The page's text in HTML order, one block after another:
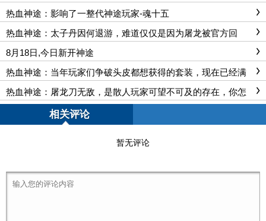
热血神途：影响了一整代神途玩家-魂十五
热血神途：太子丹因何退游，难道仅仅是因为屠龙被官方回
收？
8月18日,今日新开神途
热血神途：当年玩家们争破头皮都想获得的套装，现在已经满
大街了
热血神途：屠龙刀无敌，是散人玩家可望不可及的存在，你怎
么看？
相关评论
暂无评论